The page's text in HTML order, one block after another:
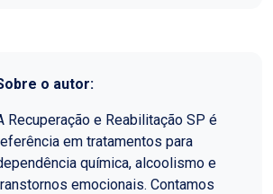
o autor:
Recuperação e Reabilitação SP é
em tratamentos para
química, alcoolismo e
emocionais. Contamos